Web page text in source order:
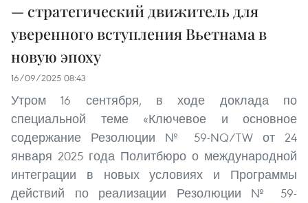
— стратегический движитель для
уверенного вступления Вьетнама в
новую эпоху
16/09/2025 08:43
Утром 16 сентября, в ходе доклада по
специальной теме «Ключевое и основное
содержание Резолюции № 59-NQ/TW от 24
января 2025 года Политбюро о международной
интеграции в новых условиях и Программы
действий по реализации Резолюции № 59-